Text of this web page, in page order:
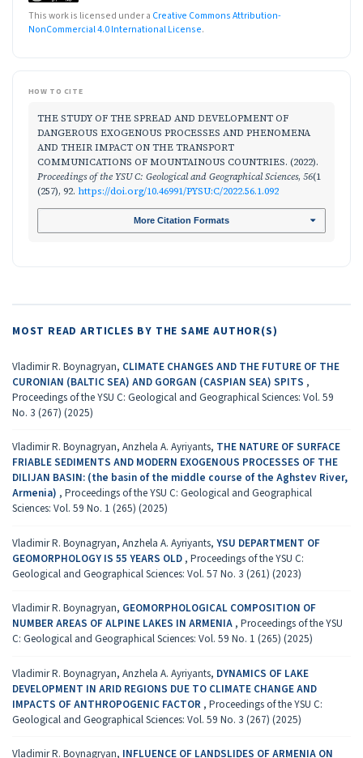
This work is licensed under a Creative Commons Attribution-
NonCommercial 4.0 International License.
HOW TO CITE
THE STUDY OF THE SPREAD AND DEVELOPMENT OF
DANGEROUS EXOGENOUS PROCESSES AND PHENOMENA
AND THEIR IMPACT ON THE TRANSPORT
COMMUNICATIONS OF MOUNTAINOUS COUNTRIES. (2022).
Proceedings of the YSU C: Geological and Geographical Sciences, 56(1
(257), 92. https://doi.org/10.46991/PYSU:C/2022.56.1.092
More Citation Formats
MOST READ ARTICLES BY THE SAME AUTHOR(S)
Vladimir R. Boynagryan, CLIMATE CHANGES AND THE FUTURE OF THE
CURONIAN (BALTIC SEA) AND GORGAN (CASPIAN SEA) SPITS ,
Proceedings of the YSU C: Geological and Geographical Sciences: Vol. 59
No. 3 (267) (2025)
Vladimir R. Boynagryan, Anzhela A. Ayriyants, THE NATURE OF SURFACE
FRIABLE SEDIMENTS AND MODERN EXOGENOUS PROCESSES OF THE
DILIJAN BASIN: (the basin of the middle course of the Aghstev River,
Armenia) , Proceedings of the YSU C: Geological and Geographical
Sciences: Vol. 59 No. 1 (265) (2025)
Vladimir R. Boynagryan, Anzhela A. Ayriyants, YSU DEPARTMENT OF
GEOMORPHOLOGY IS 55 YEARS OLD , Proceedings of the YSU C:
Geological and Geographical Sciences: Vol. 57 No. 3 (261) (2023)
Vladimir R. Boynagryan, GEOMORPHOLOGICAL COMPOSITION OF
NUMBER AREAS OF ALPINE LAKES IN ARMENIA , Proceedings of the YSU
C: Geological and Geographical Sciences: Vol. 59 No. 1 (265) (2025)
Vladimir R. Boynagryan, Anzhela A. Ayriyants, DYNAMICS OF LAKE
DEVELOPMENT IN ARID REGIONS DUE TO CLIMATE CHANGE AND
IMPACTS OF ANTHROPOGENIC FACTOR , Proceedings of the YSU C:
Geological and Geographical Sciences: Vol. 59 No. 3 (267) (2025)
Vladimir R. Boynagryan, INFLUENCE OF LANDSLIDES OF ARMENIA ON